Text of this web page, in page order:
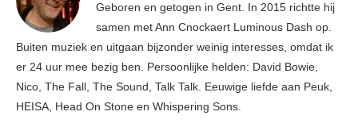
Geboren en getogen in Gent. In 2015 richtte hij
samen met Ann Cnockaert Luminous Dash op.
Buiten muziek en uitgaan bijzonder weinig interesses, omdat ik
er 24 uur mee bezig ben. Persoonlijke helden: David Bowie,
Nico, The Fall, The Sound, Talk Talk. Eeuwige liefde aan Peuk,
HEISA, Head On Stone en Whispering Sons.